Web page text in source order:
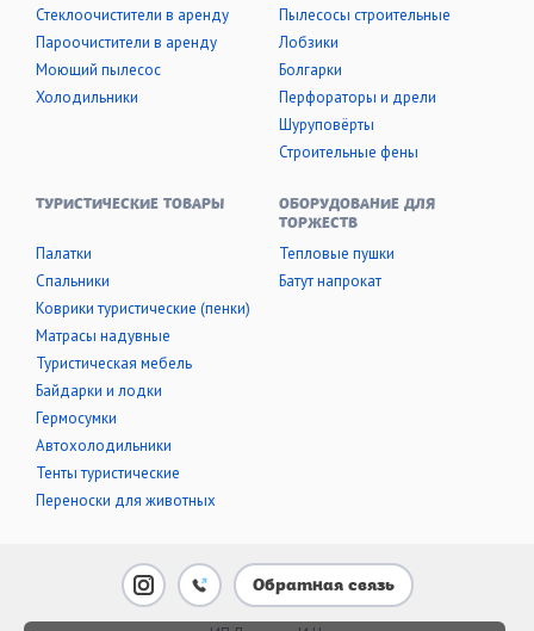
Стеклоочистители в аренду
Пароочистители в аренду
Моющий пылесос
Холодильники
Пылесосы строительные
Лобзики
Болгарки
Перфораторы и дрели
Шуруповёрты
Строительные фены
ТУРИСТИЧЕСКИЕ ТОВАРЫ
Палатки
Cпальники
Коврики туристические (пенки)
Матрасы надувные
Туристическая мебель
Байдарки и лодки
Гермосумки
Автохолодильники
Тенты туристические
Переноски для животных
ОБОРУДОВАНИЕ ДЛЯ
ТОРЖЕСТВ
Тепловые пушки
Батут напрокат
Обратная связь